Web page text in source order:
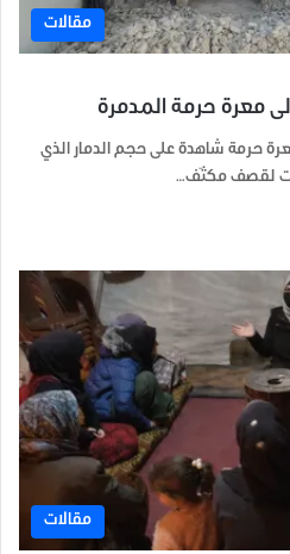
مقالات
معرة حرمة المدمرة
حرمة شاهدة على حجم الدمار الذي
لقصف مكثّف…
مقالات